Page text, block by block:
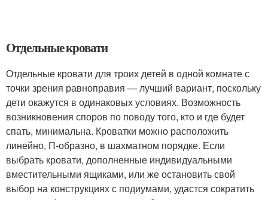
Отдельные кровати
Отдельные кровати для троих детей в одной комнате с
точки зрения равноправия — лучший вариант, поскольку
дети окажутся в одинаковых условиях. Возможность
возникновения споров по поводу того, кто и где будет
спать, минимальна. Кроватки можно расположить
линейно, П-образно, в шахматном порядке. Если
выбрать кровати, дополненные индивидуальными
вместительными ящиками, или же остановить свой
выбор на конструкциях с подиумами, удастся сократить